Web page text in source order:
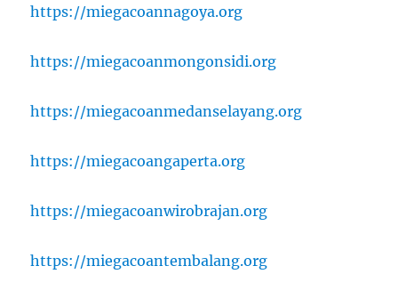
https://miegacoannagoya.org
https://miegacoanmongonsidi.org
https://miegacoanmedanselayang.org
https://miegacoangaperta.org
https://miegacoanwirobrajan.org
https://miegacoantembalang.org